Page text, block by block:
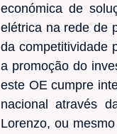
económica de
elétrica na rede de
da competitividade
a promoção do
este OE cumpre
nacional através
Lorenzo, ou